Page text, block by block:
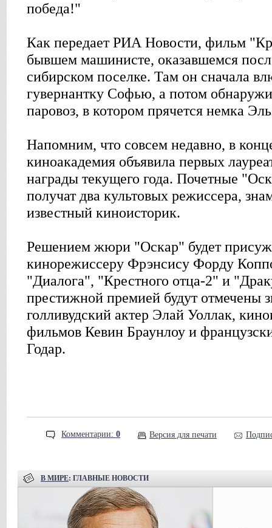
победа!"
Как передает РИА Новости, фильм
бывшем машинисте, оказавшемся
сибирском поселке. Там он сначала
гувернантку Софью, а потом
паровоз, в котором прячется немка
Напомним, что совсем недавно, в
киноакадемия объявила первых
награды текущего года. Почетные
получат два культовых режиссера,
известный киноисторик.
Решением жюри "Оскар" будет
кинорежиссеру Фрэнсису Форду
"Диалога", "Крестного отца-2" и
престижной премией будут отмечены
голливудский актер Элай Уоллак,
фильмов Кевин Браунлоу и
Годар.
Комментарии: 0 Версия для печати
В МИРЕ: ГЛАВНЫЕ НОВОСТИ